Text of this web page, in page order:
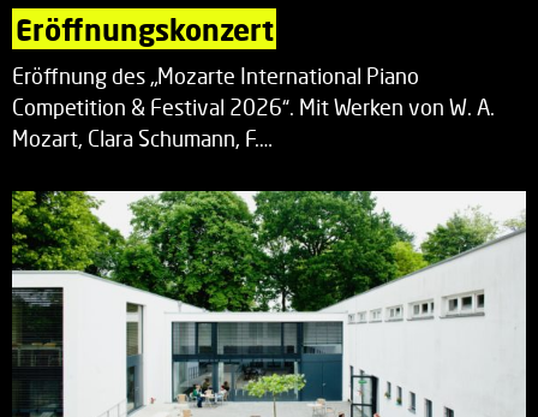
Eröffnungskonzert
Eröffnung des „Mozarte International Piano
Competition & Festival 2026“. Mit Werken von W. A.
Mozart, Clara Schumann, F.…